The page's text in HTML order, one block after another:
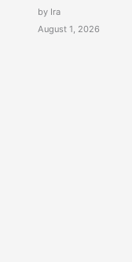
by Ira
August 1, 2026